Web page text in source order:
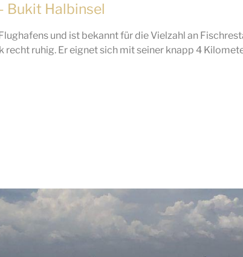
Bukit Halbinsel
und ist bekannt für die Vielzahl an
recht ruhig. Er eignet sich mit seiner knapp 4